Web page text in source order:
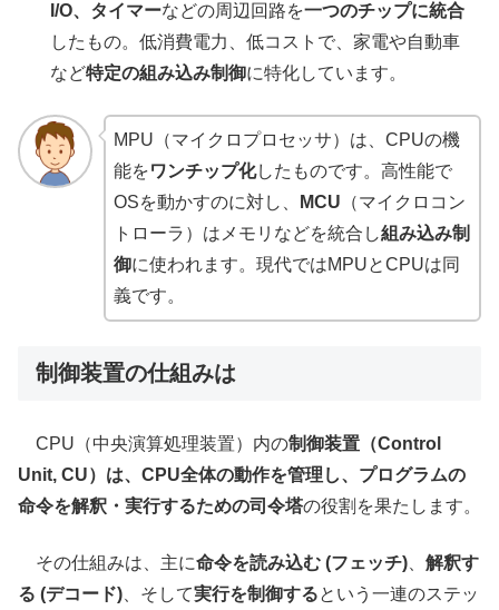
I/O、タイマーなどの周辺回路を一つのチップに統合
したもの。低消費電力、低コストで、家電や自動車
など特定の組み込み制御に特化しています。
MPU（マイクロプロセッサ）は、CPUの機
能をワンチップ化したものです。高性能で
OSを動かすのに対し、
MCU （マイクロコン
トローラ）はメモリなどを統合し組み込み制
御に使われます。現代ではMPUとCPUは同
義です。
制御装置の仕組みは
CPU（中央演算処理装置）内の制御装置（Control
Unit, CU）は、CPU全体の動作を管理し、プログラムの
命令を解釈・実行するための司令塔の役割を果たします。
その仕組みは、主に命令を読み込む (フェッチ)
解釈す
る (デコード) 、そして実行を制御するという一連のステッ